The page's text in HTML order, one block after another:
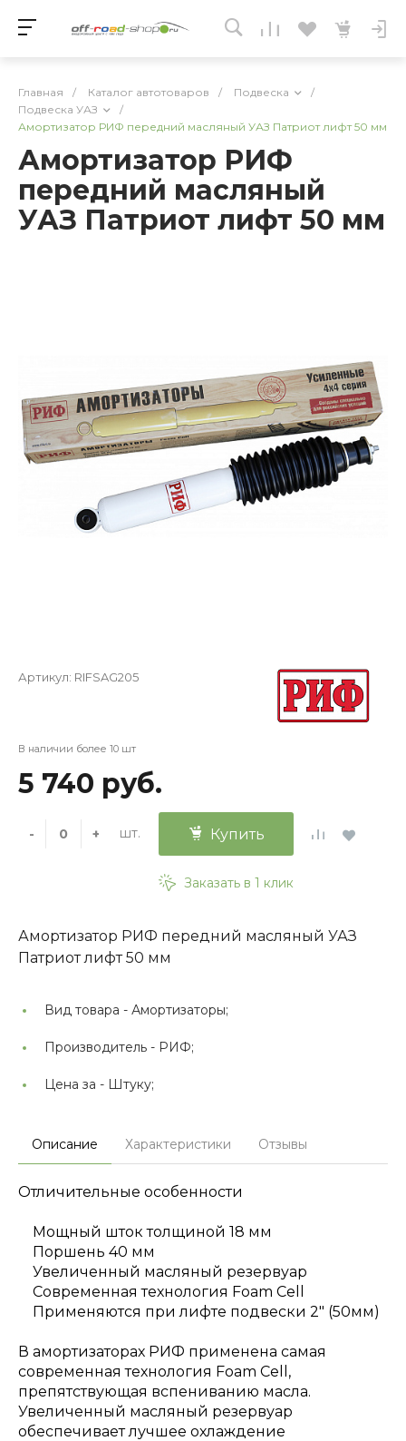
Главная / Каталог автотоваров / Подвеска
/
Подвеска УАЗ
/
Амортизатор РИФ передний масляный УАЗ Патриот лифт 50 мм
Амортизатор РИФ
передний масляный
УАЗ Патриот лифт 50 мм
Артикул: RIFSAG205
В наличии более 10 шт
5 740 руб.
- + шт. Купить
Заказать в 1 клик
Амортизатор РИФ передний масляный УАЗ
Патриот лифт 50 мм
Вид товара - Амортизаторы;
Производитель - РИФ;
Цена за - Штуку;
Описание Характеристики Отзывы
Отличительные особенности
Мощный шток толщиной 18 мм
Поршень 40 мм
Увеличенный масляный резервуар
Современная технология Foam Cell
Применяются при лифте подвески 2" (50мм)
В амортизаторах РИФ применена самая
современная технология Foam Cell,
препятствующая вспениванию масла.
Увеличенный масляный резервуар
обеспечивает лучшее охлаждение